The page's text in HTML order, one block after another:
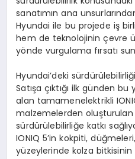
sanatımın ana
Hyundai ile bu projede iş
hem de teknolojinin çevre
yönde vurgulama fırsatı
Hyundai’deki
Satışa çıktığı ilk günden
alan tamamenelektrikli
malzemelerden oluşturulan
sürdürülebilirliğe katkı
IONIQ 5’in kokpiti,
yüzeylerinde kolza bitkisinin